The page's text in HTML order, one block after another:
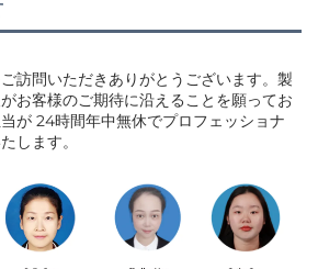
訪問いただきありがとうございます。製
お客様のご期待に沿えることを願ってお
が 24時間年中無休でプロフェッショナ
します。